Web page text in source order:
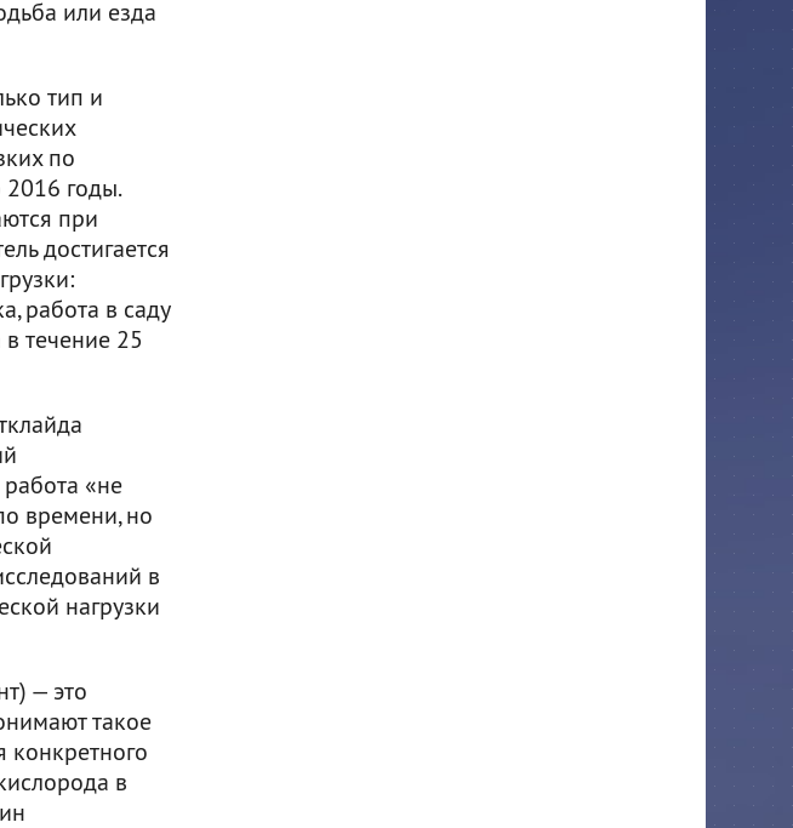
или езда
тип и
по
годы.
при
достигается
работа в саду
течение 25
«не
времени, но
в
нагрузки
— это
такое
конкретного
в